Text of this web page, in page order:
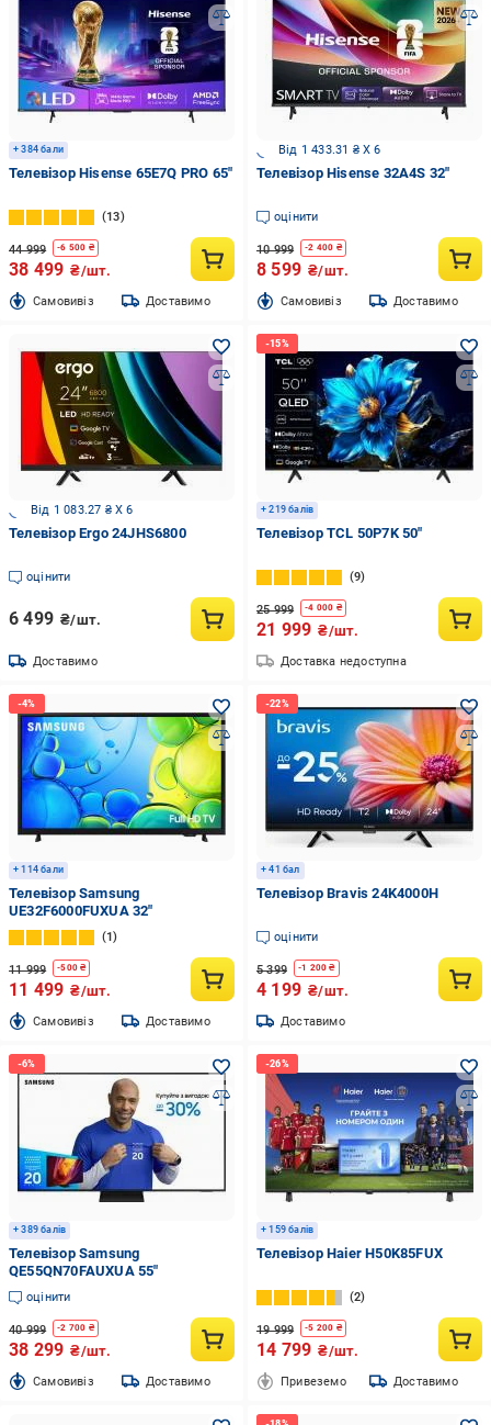
+ 384 бали
Телевізор Hisense 65E7Q PRO 65″
13
44 999 -6 500 ₴
38 499 ₴/шт.
Cамовивіз Доставимо
Від 1 433.31 ₴ X 6
Телевізор Hisense 32A4S 32″
оцінити
10 999 -2 400 ₴
8 599 ₴/шт.
Cамовивіз Доставимо
Від 1 083.27 ₴ X 6
Телевізор Ergo 24JHS6800
оцінити
6 499 ₴/шт.
Доставимо
+ 219 балів
Телевізор TCL 50P7K 50″
9
25 999 -4 000 ₴
21 999 ₴/шт.
Доставка недоступна
+ 114 бали
Телевізор Samsung
UE32F6000FUXUA 32″
1
11 999 -500 ₴
11 499 ₴/шт.
Cамовивіз Доставимо
+ 41 бал
Телевізор Bravis 24K4000H
оцінити
5 399 -1 200 ₴
4 199 ₴/шт.
Доставимо
+ 389 балів
Телевізор Samsung
QE55QN70FAUXUA 55″
оцінити
40 999 -2 700 ₴
38 299 ₴/шт.
Cамовивіз Доставимо
+ 159 балів
Телевізор Haier H50K85FUX
2
19 999 -5 200 ₴
14 799 ₴/шт.
Привеземо Доставимо